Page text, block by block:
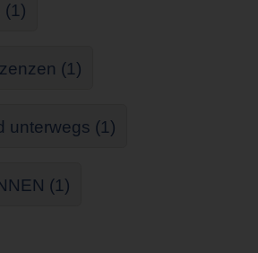
(1)
(1)
unterwegs (1)
(1)